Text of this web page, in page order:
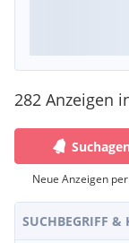
282 Anzeigen
Neue Anzeigen
SUCHBEGRIFF &